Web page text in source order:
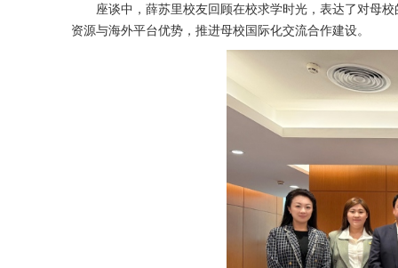
座谈中，薛苏里校友回顾在校求学时光，表达了对母
资源与海外平台优势，推进母校国际化交流合作建设。